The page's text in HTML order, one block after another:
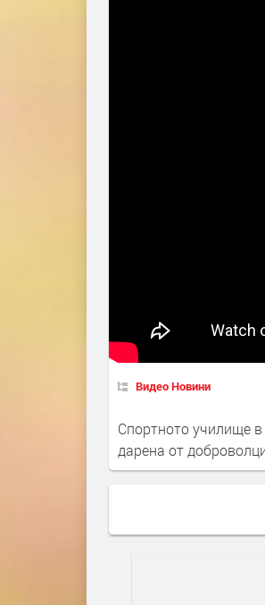
Видео Новини
Спортното училище
дарена от